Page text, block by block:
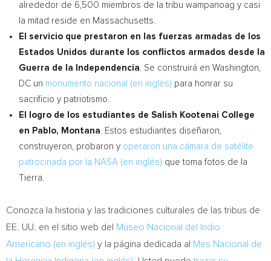
alrededor de 6,500 miembros de la tribu wampanoag y casi
la mitad reside en Massachusetts.
El servicio que prestaron en las fuerzas armadas de los
Estados Unidos durante los conflictos armados desde la
Guerra de la Independencia. Se construirá en Washington,
DC un monumento nacional (en inglés) para honrar su
sacrificio y patriotismo.
El logro de los estudiantes de Salish Kootenai College
en Pablo, Montana. Estos estudiantes diseñaron,
construyeron, probaron y operaron una cámara de satélite
patrocinada por la NASA (en inglés) que toma fotos de la
Tierra.
Conozca la historia y las tradiciones culturales de las tribus de
EE. UU. en el sitio web del
Museo Nacional del Indio
Americano (en inglés) y la página dedicada al
Mes Nacional de